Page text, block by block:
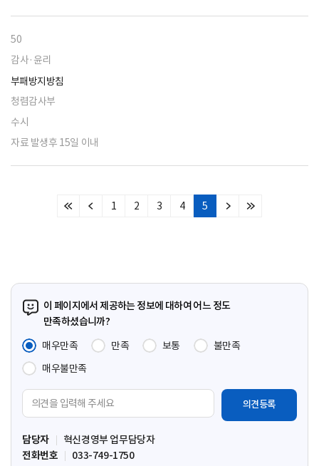
50
감사·윤리
부패방지방침
청렴감사부
수시
자료 발생후 15일 이내
처
이
1 2 3 4 5
다
마
이 페이지에서 제공하는 정보에 대하여 어느 정도
만족하셨습니까?
매우만족
만족 보통
불만족
매우불만족
견
입
력
담당자
혁신경영부 업무담당자
전화번호
033-749-1750